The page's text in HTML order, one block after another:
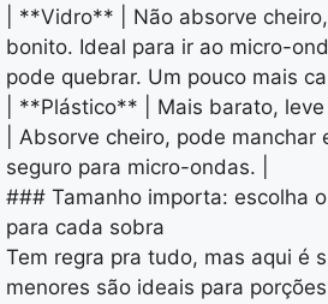
| **Vidro** | Não absorve
bonito. Ideal para ir ao micro-
pode quebrar. Um pouco mais
| **Plástico** | Mais barato,
| Absorve cheiro, pode manchar
seguro para micro-ondas. |
### Tamanho importa: escolha
para cada sobra
Tem regra pra tudo, mas aqui é
menores são ideais para